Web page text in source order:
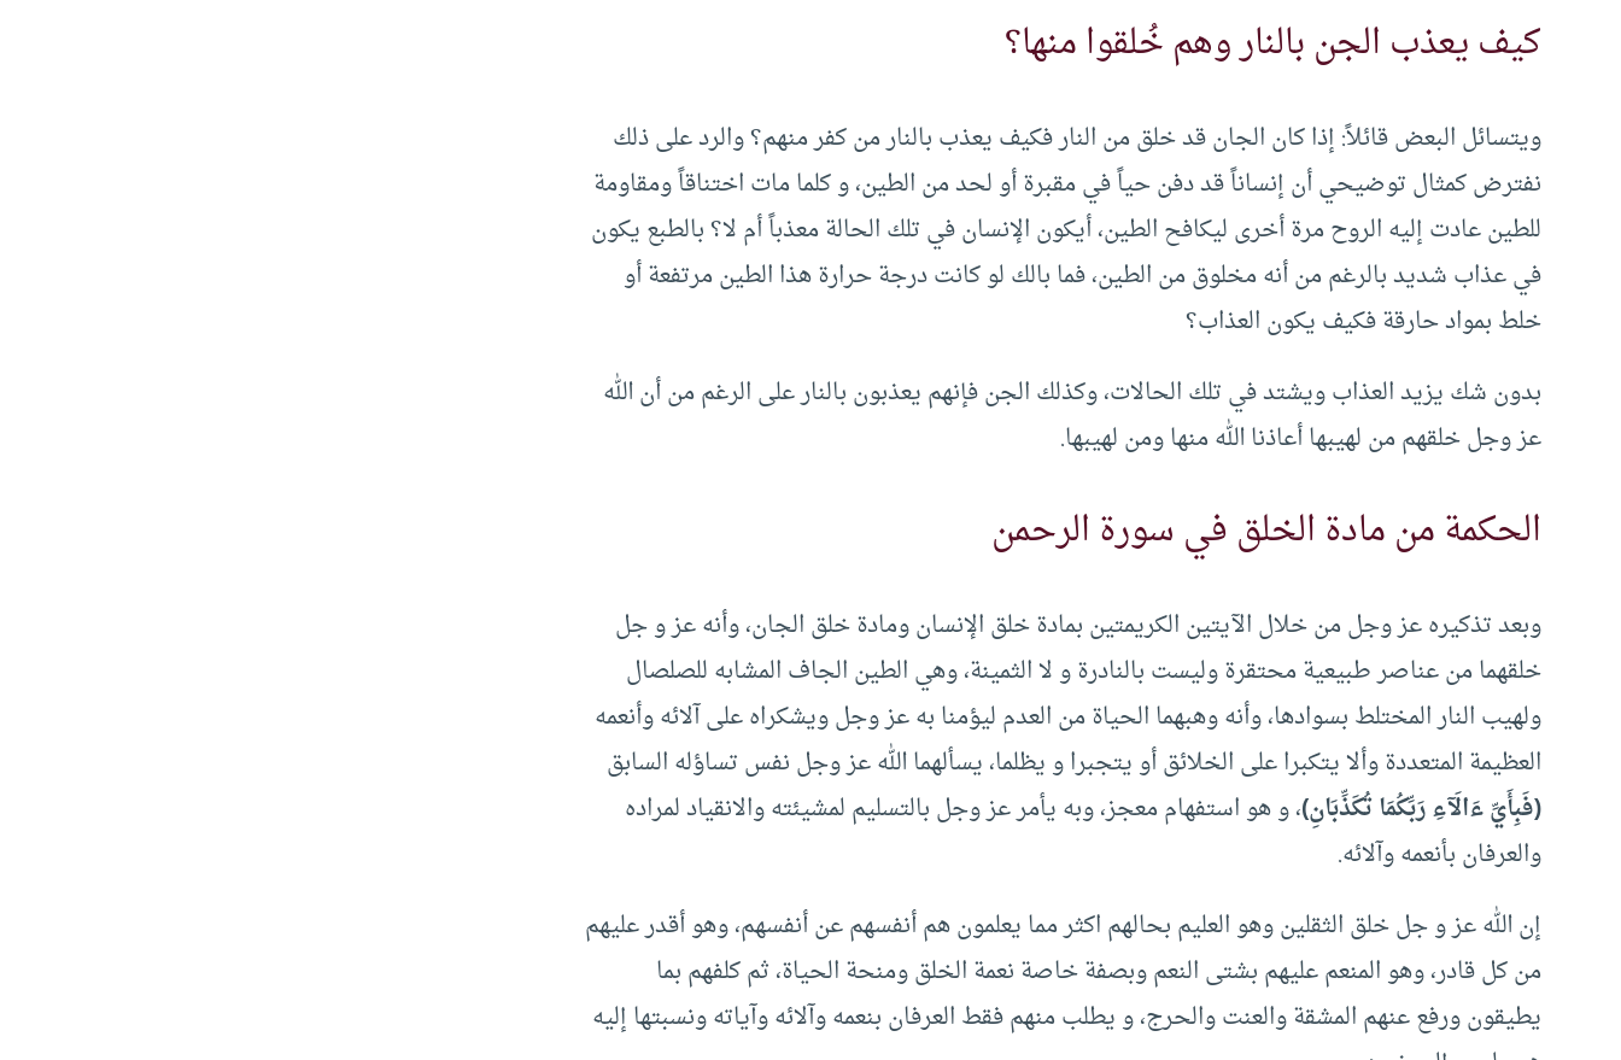
كيف يعذب الجن بالنار وهم خُلقوا منها؟
ويتسائل البعض قائلاً: إذا كان الجان قد خلق من النار فكيف يعذب بالنار من كفر منهم؟ والرد على ذلك
نفترض كمثال توضيحي أن إنساناً قد دفن حياً في مقبرة أو لحد من الطين، و كلما مات اختناقاً ومقاومة
للطين عادت إليه الروح مرة أخرى ليكافح الطين، أيكون الإنسان في تلك الحالة معذباً أم لا؟ بالطبع يكون
في عذاب شديد بالرغم من أنه مخلوق من الطين، فما بالك لو كانت درجة حرارة هذا الطين مرتفعة أو
خلط بمواد حارقة فكيف يكون العذاب؟
بدون شك يزيد العذاب ويشتد في تلك الحالات، وكذلك الجن فإنهم يعذبون بالنار على الرغم من أن الله
عز وجل خلقهم من لهيبها أعاذنا الله منها ومن لهيبها.
الحكمة من مادة الخلق في سورة الرحمن
وبعد تذكيره عز وجل من خلال الآيتين الكريمتين بمادة خلق الإنسان ومادة خلق الجان، وأنه عز و جل
خلقهما من عناصر طبيعية محتقرة وليست بالنادرة و لا الثمينة، وهي الطين الجاف المشابه للصلصال
ولهيب النار المختلط بسوادها، وأنه وهبهما الحياة من العدم ليؤمنا به عز وجل ويشكراه على آلائه وأنعمه
العظيمة المتعددة وألا يتكبرا على الخلائق أو يتجبرا و يظلما، يسألهما الله عز وجل نفس تساؤله السابق
(فَبِأَيِّ ءَالَآءِ رَبِّكُمَا تُكَذِّبَانِ)، و هو استفهام معجز، وبه يأمر عز وجل بالتسليم لمشيئته والانقياد لمراده
والعرفان بأنعمه وآلائه.
إن الله عز و جل خلق الثقلين وهو العليم بحالهم اكثر مما يعلمون هم أنفسهم عن أنفسهم، وهو أقدر عليهم
من كل قادر، وهو المنعم عليهم بشتى النعم وبصفة خاصة نعمة الخلق ومنحة الحياة، ثم كلفهم بما
يطيقون ورفع عنهم المشقة والعنت والحرج، و يطلب منهم فقط العرفان بنعمه وآلائه وآياته ونسبتها إليه